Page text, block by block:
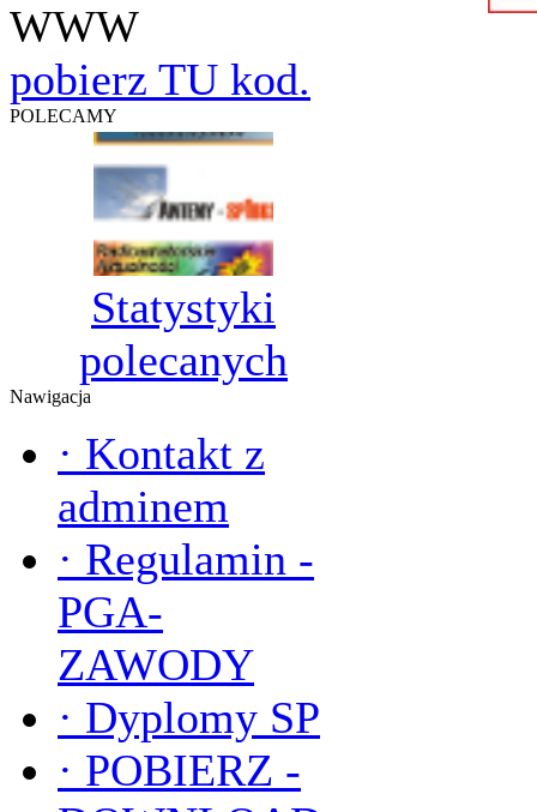
WWW
pobierz TU kod.
POLECAMY
Statystyki
polecanych
Nawigacja
· Kontakt z
adminem
· Regulamin -
PGA-
ZAWODY
· Dyplomy SP
· POBIERZ -